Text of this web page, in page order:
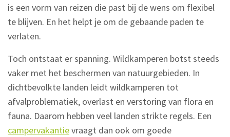
is een vorm van reizen die past bij de wens om flexibel
te blijven. En het helpt je om de gebaande paden te
verlaten.
Toch ontstaat er spanning. Wildkamperen botst steeds
vaker met het beschermen van natuurgebieden. In
dichtbevolkte landen leidt wildkamperen tot
afvalproblematiek, overlast en verstoring van flora en
fauna. Daarom hebben veel landen strikte regels. Een
campervakantievraagt dan ook om goede